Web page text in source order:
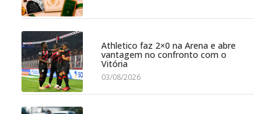
Athletico faz 2×0 na Arena e abre
vantagem no confronto com o
Vitória
03/08/2026